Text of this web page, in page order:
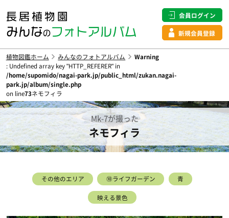
会員ログイン
新規会員登録
植物図鑑ホーム みんなのフォトアルバム
Warning
: Undefined array key "HTTP_REFERER" in
/home/supomido/nagai-park.jp/public_html/zukan.nagai-
park.jp/album/single.php
on line73ネモフィラ
Mk-7が撮った
ネモフィラ
その他のエリア ⑩ライフガーデン 青
映える景色